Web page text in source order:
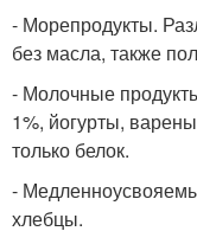
- Морепродукты.
без масла, также
- Молочные
1%, йогурты,
только белок.
-
хлебцы.